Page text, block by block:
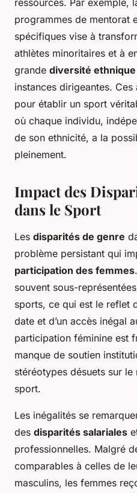
ressources. Par exemple,
programmes de mentorat
spécifiques vise à
athlètes minoritaires et à
grande diversité ethnique
instances dirigeantes.
pour établir un sport
où chaque individu,
de son ethnicité, a la
pleinement.
Impact des
dans le Sport
Les disparités de genre
problème persistant qui
participation des femmes
souvent sous-
sports, ce qui est le reflet
date et d’un accès inégal
participation féminine est
manque de soutien
stéréotypes désuets sur
sport.
Les inégalités se
des disparités salariales
professionnelles. Malgré
comparables à celles de
masculins, les femmes